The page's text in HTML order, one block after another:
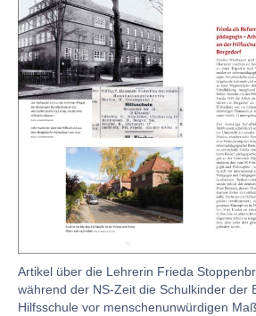
Artikel über die Lehrerin Frieda
während der NS-Zeit die Schulkinder der
Hilfsschule vor menschenunwürdigen